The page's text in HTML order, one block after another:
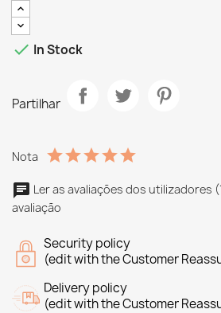
 In Stock
Partilhar
Nota
Ler as avaliações dos utilizadores
avaliação
Security policy
(edit with the Customer
Delivery policy
(edit with the Customer